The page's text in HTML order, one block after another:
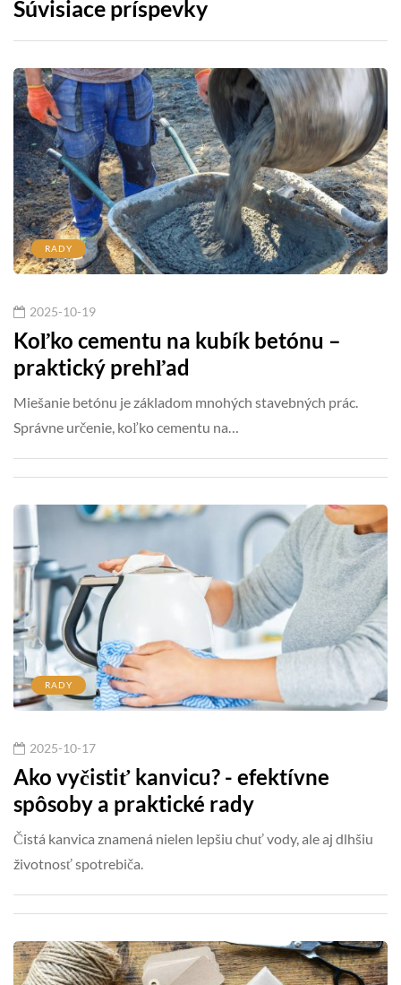
Súvisiace príspevky
RADY
2025-10-19
Koľko cementu na kubík betónu –
praktický prehľad
Miešanie betónu je základom mnohých stavebných prác.
Správne určenie, koľko cementu na…
RADY
2025-10-17
Ako vyčistiť kanvicu? - efektívne
spôsoby a praktické rady
Čistá kanvica znamená nielen lepšiu chuť vody, ale aj dlhšiu
životnosť spotrebiča.